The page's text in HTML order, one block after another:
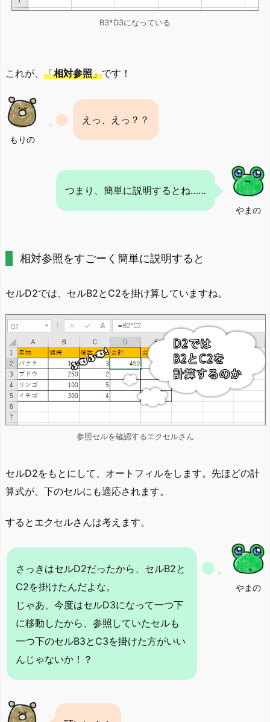
B3*D3になっている
これが、 「相対参照」です！
もりの
えっ、えっ？？
やまの
つまり、簡単に説明するとね……
相対参照をすごーく簡単に説明すると
セルD2では、セルB2とC2を掛け算していますね。
参照セルを確認するエクセルさん
セルD2をもとにして、オートフィルをします。先ほどの計
算式が、下のセルにも適応されます。
するとエクセルさんは考えます。
やまの
さっきはセルD2だったから、セルB2と
C2を掛けたんだよな。
じゃあ、今度はセルD3になって一つ下
に移動したから、参照していたセルも
一つ下のセルB3とC3を掛けた方がいい
んじゃないか！？